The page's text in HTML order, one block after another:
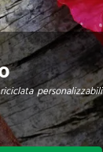
personalizzabili